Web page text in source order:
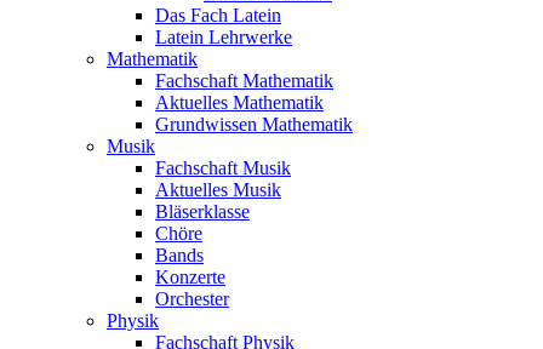
Das Fach Latein
Latein Lehrwerke
Mathematik
Fachschaft Mathematik
Aktuelles Mathematik
Grundwissen Mathematik
Musik
Fachschaft Musik
Aktuelles Musik
Bläserklasse
Chöre
Bands
Konzerte
Orchester
Physik
Fachschaft Physik